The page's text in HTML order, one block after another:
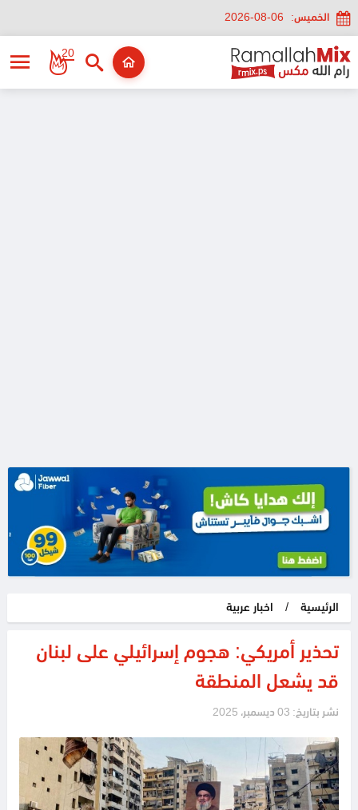
الخميس: 2026-08-06
20
الرئيسية / اخبار عربية
تحذير أمريكي: هجوم إسرائيلي على لبنان
قد يشعل المنطقة
نشر بتاريخ: 03 ديسمبر، 2025